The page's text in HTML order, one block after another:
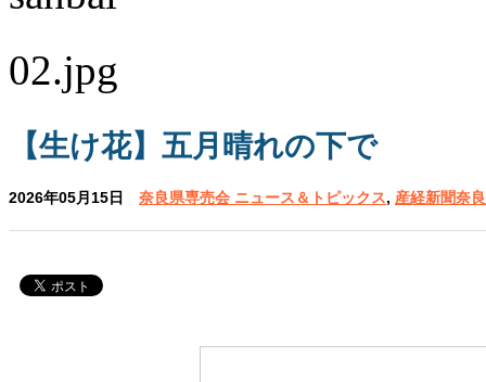
【生け花】五月晴れの下で
2026年05月15日 奈良県専売会 ニュース＆トピックス, 産経新聞奈